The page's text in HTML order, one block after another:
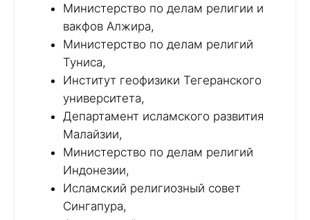
Министерство по делам религии и
вакфов Алжира,
Министерство по делам религий
Туниса,
Институт геофизики Тегеранского
университета,
Департамент исламского развития
Малайзии,
Министерство по делам религий
Индонезии,
Исламский религиозный совет
Сингапура,